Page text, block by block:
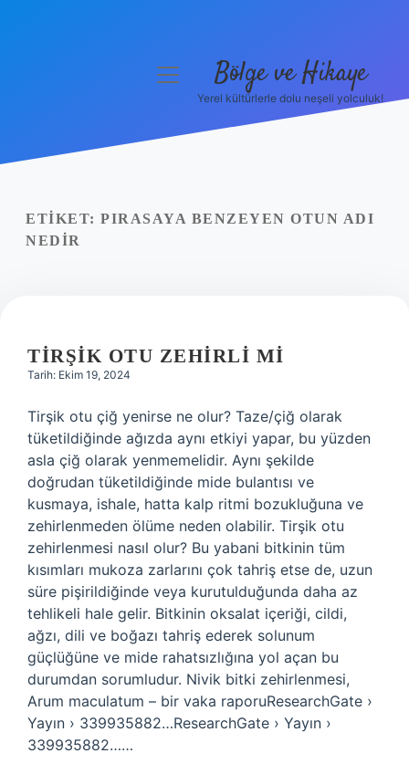
Yasal Uyarı
menüyü
Bölge ve Hikaye
Yerel kültürlerle dolu neşeli yolculuk!
ETIKET: PIRASAYA BENZEYEN OTUN ADI
NEDIR
TIRŞIK OTU ZEHIRLI MI
Tarih: Ekim 19, 2024
Tirşik otu çiğ yenirse ne olur? Taze/çiğ olarak
tüketildiğinde ağızda aynı etkiyi yapar, bu yüzden
asla çiğ olarak yenmemelidir. Aynı şekilde
doğrudan tüketildiğinde mide bulantısı ve
kusmaya, ishale, hatta kalp ritmi bozukluğuna ve
zehirlenmeden ölüme neden olabilir. Tirşik otu
zehirlenmesi nasıl olur? Bu yabani bitkinin tüm
kısımları mukoza zarlarını çok tahriş etse de, uzun
süre pişirildiğinde veya kurutulduğunda daha az
tehlikeli hale gelir. Bitkinin oksalat içeriği, cildi,
ağzı, dili ve boğazı tahriş ederek solunum
güçlüğüne ve mide rahatsızlığına yol açan bu
durumdan sorumludur. Nivik bitki zehirlenmesi,
Arum maculatum – bir vaka raporuResearchGate ›
Yayın › 339935882…ResearchGate › Yayın ›
339935882……